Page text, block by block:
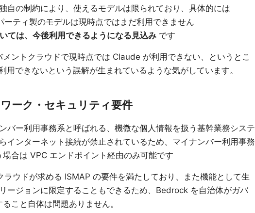
自の制約により、使えるモデルは限られており、具体的には
ティ製のモデルは現時点ではまだ利用できません
ては、今後利用できるようになる見込みです
ントクラウドで現時点では Claude が利用できない、というとこ
用できないという誤解が生まれているような気がしています。
ーク・セキュリティ要件
バー利用事務系と呼ばれる、機微な個人情報を扱う基幹業務システ
インターネット接続が禁止されているため、マイナンバー利用事務
合は VPC エンドポイント経由のみ可能です
ウドが求める ISMAP の要件を満たしており、また機能として生
ージョンに限定することもできるため、Bedrock を自治体がガバ
こと自体は問題ありません。